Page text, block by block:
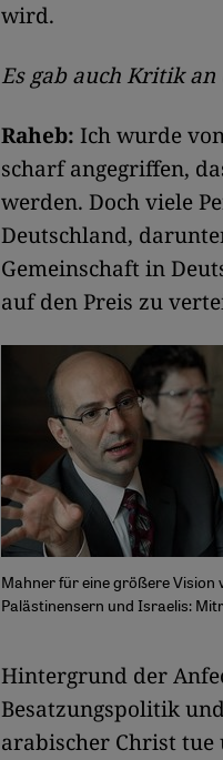
wird.
Es gab auch Kritik
Raheb: Ich wurde
scharf angegriffen,
werden. Doch viele
Deutschland,
Gemeinschaft in
auf den Preis zu
Mahner für eine größere Vision
Palästinensern und Israelis:
​​Hintergrund der
Besatzungspolitik
arabischer Christ